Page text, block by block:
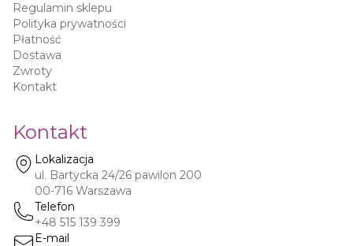
Regulamin sklepu
Polityka prywatności
Płatność
Dostawa
Zwroty
Kontakt
Kontakt
Lokalizacja
ul. Bartycka 24/26 pawilon 200
00-716 Warszawa
Telefon
+48 515 139 399
E-mail